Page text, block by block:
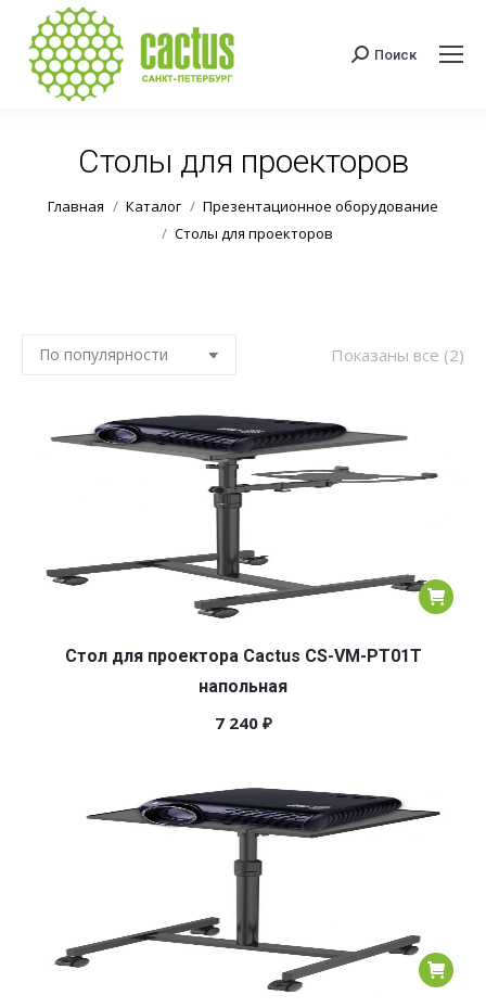
Поиск:
Поиск
Столы для проекторов
Главная Каталог
Презентационное оборудование
Столы для проекторов
Показаны все (2)
Стол для проектора Cactus CS-VM-PT01T
напольная
7 240 ₽